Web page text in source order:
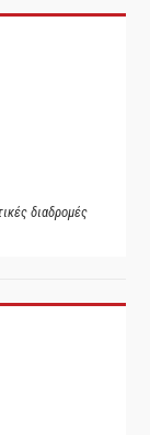
διαδρομές